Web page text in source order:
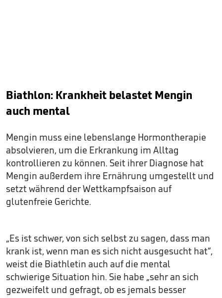
Biathlon: Krankheit belastet Mengin
auch mental
Mengin muss eine lebenslange Hormontherapie
absolvieren, um die Erkrankung im Alltag
kontrollieren zu können. Seit ihrer Diagnose hat
Mengin außerdem ihre Ernährung umgestellt und
setzt während der Wettkampfsaison auf
glutenfreie Gerichte.
„Es ist schwer, von sich selbst zu sagen, dass man
krank ist, wenn man es sich nicht ausgesucht hat“,
weist die Biathletin auch auf die mental
schwierige Situation hin. Sie habe „sehr an sich
gezweifelt und gefragt, ob es jemals besser